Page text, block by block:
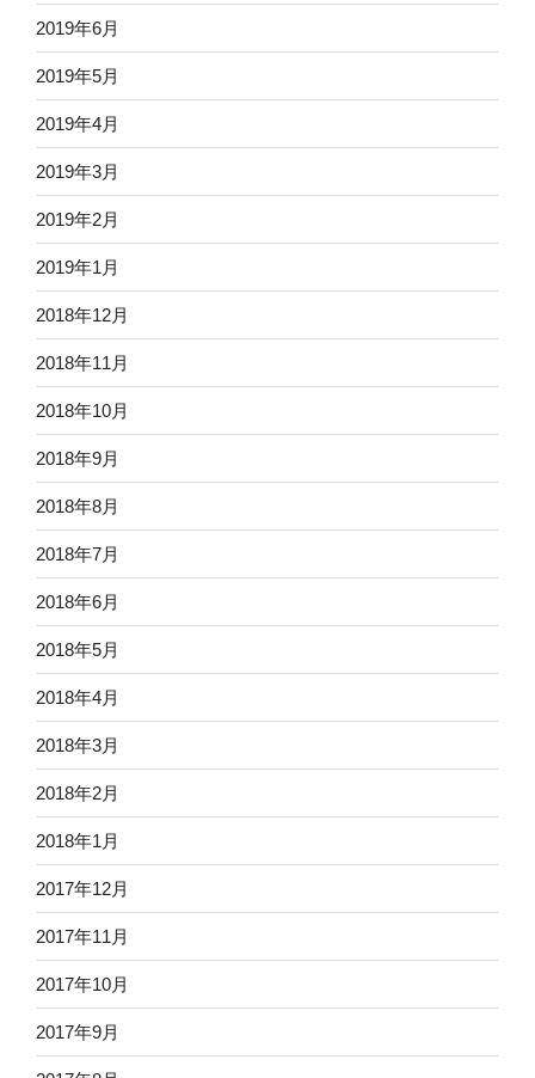
2019年6月
2019年5月
2019年4月
2019年3月
2019年2月
2019年1月
2018年12月
2018年11月
2018年10月
2018年9月
2018年8月
2018年7月
2018年6月
2018年5月
2018年4月
2018年3月
2018年2月
2018年1月
2017年12月
2017年11月
2017年10月
2017年9月